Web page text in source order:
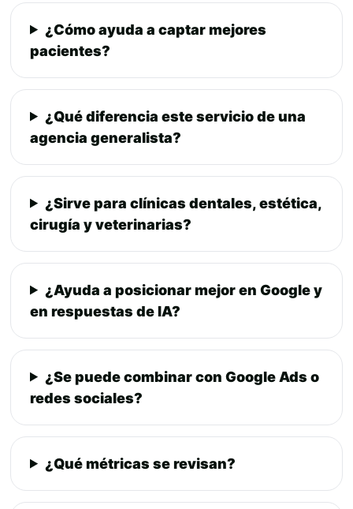
¿Cómo ayuda a captar mejores
pacientes?
¿Qué diferencia este servicio de una
agencia generalista?
¿Sirve para clínicas dentales, estética,
cirugía y veterinarias?
¿Ayuda a posicionar mejor en Google y
en respuestas de IA?
¿Se puede combinar con Google Ads o
redes sociales?
¿Qué métricas se revisan?